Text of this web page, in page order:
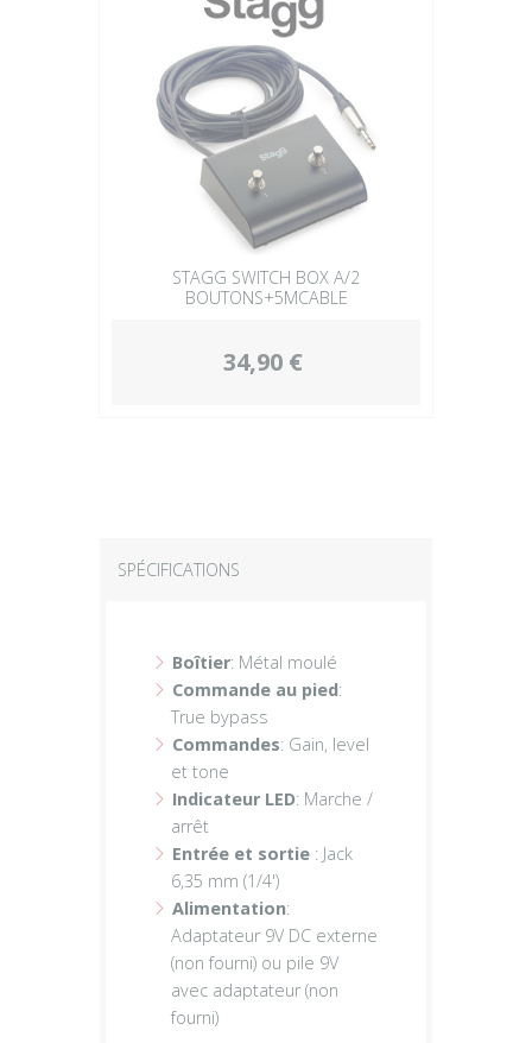
STAGG SWITCH BOX A/2
BOUTONS+5MCABLE
34,90 €
SPÉCIFICATIONS
Boîtier: Métal moulé
Commande au pied:
True bypass
Commandes: Gain, level
et tone
Indicateur LED: Marche /
arrêt
Entrée et sortie : Jack
6,35 mm (1/4')
Alimentation:
Adaptateur 9V DC externe
(non fourni) ou pile 9V
avec adaptateur (non
fourni)